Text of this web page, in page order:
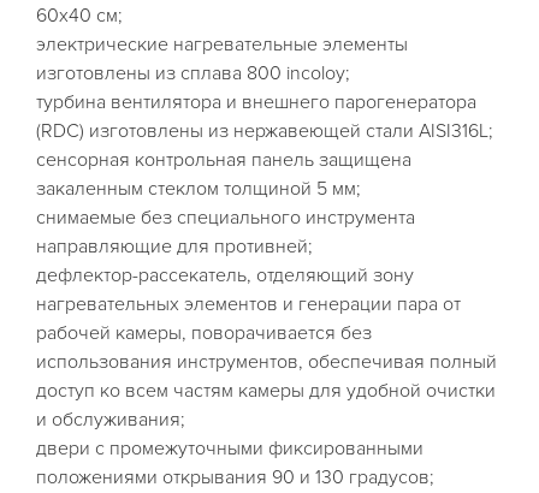
60х40 см;
электрические нагревательные элементы
изготовлены из сплава 800 incoloy;
турбина вентилятора и внешнего парогенератора
(RDC) изготовлены из нержавеющей стали AISI316L;
сенсорная контрольная панель защищена
закаленным стеклом толщиной 5 мм;
снимаемые без специального инструмента
направляющие для противней;
дефлектор-рассекатель, отделяющий зону
нагревательных элементов и генерации пара от
рабочей камеры, поворачивается без
использования инструментов, обеспечивая полный
доступ ко всем частям камеры для удобной очистки
и обслуживания;
двери с промежуточными фиксированными
положениями открывания 90 и 130 градусов;